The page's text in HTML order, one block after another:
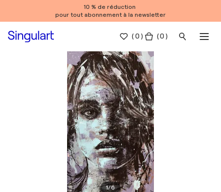
10 % de réduction
pour tout abonnement à la newsletter
(0 ) ( 0 )
1/6